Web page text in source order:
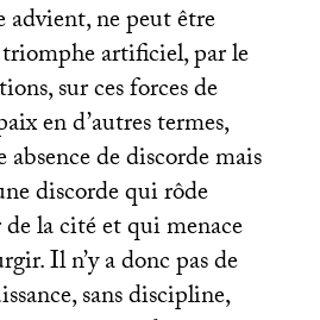
advient, ne peut être
artificiel, par le
sur ces forces de
en d’autres termes,
absence de discorde mais
discorde qui rôde
la cité et qui menace
Il n’y a donc pas de
sans discipline,